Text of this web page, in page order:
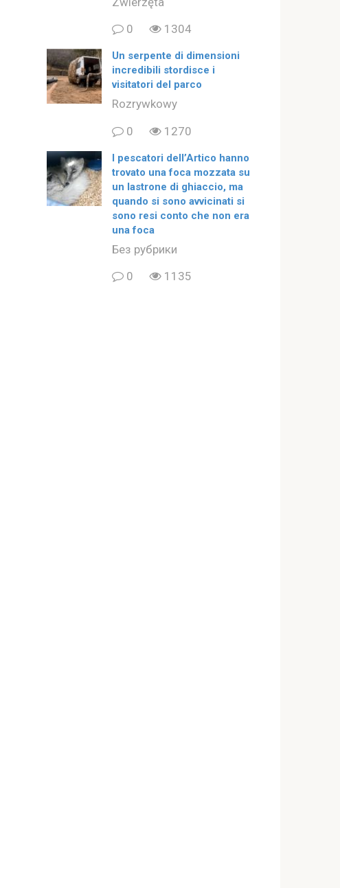
0
1304
Un serpente di dimensioni
incredibili stordisce i
visitatori del parco
Rozrywkowy
0
1270
I pescatori dell’Artico hanno
trovato una foca mozzata su
un lastrone di ghiaccio, ma
quando si sono avvicinati si
sono resi conto che non era
una foca
Без рубрики
0
1135